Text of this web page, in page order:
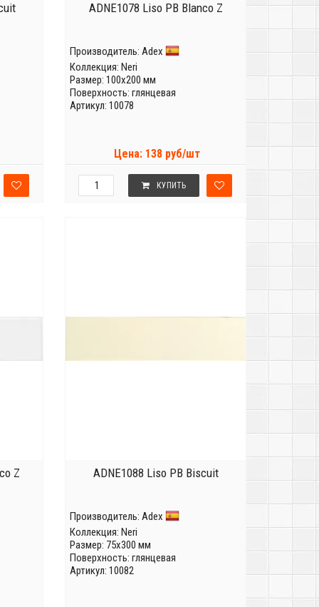
ADNE1078 Liso PB Blanco Z
Производитель: Adex
Коллекция: Neri
Размер: 100x200 мм
Поверхность: глянцевая
Артикул: 10078
Цена: 138 руб/шт
КУПИТЬ
Z ADNE1088 Liso PB Biscuit
Производитель: Adex
Коллекция: Neri
Размер: 75x300 мм
Поверхность: глянцевая
Артикул: 10082